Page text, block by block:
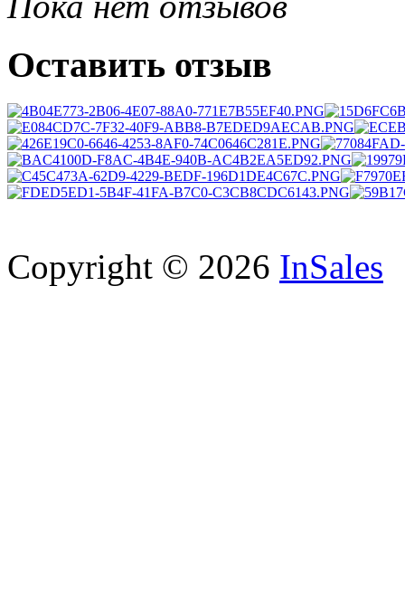
Оставить отзыв
Copyright © 2026 InSales